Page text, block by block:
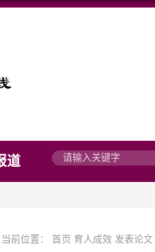
道
当前位置： 首页 育人成效 发表论文